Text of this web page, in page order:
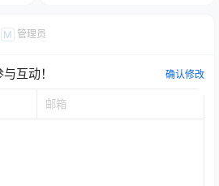
M 管理员
互动！ 确认修改